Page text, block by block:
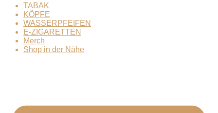
TABAK
KÖPFE
WASSERPFEIFEN
E-ZIGARETTEN
Merch
Shop in der Nähe